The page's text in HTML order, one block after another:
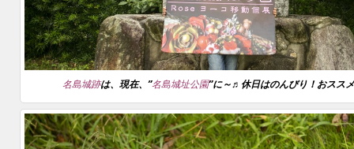
名島城跡は、現在、”名島城址公園”に～♬休日はのんびり！おスス